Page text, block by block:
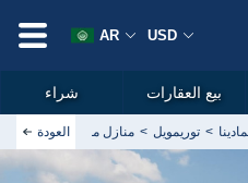
توريمويل منازل مطلة على البحر
العودة
USD
AR
شراء بيع العقارات